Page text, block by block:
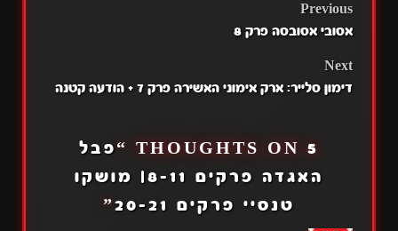
POST
Previous
אסובי אסובסה פרק 8
Next
דימון סלייר: ארק אימוני האשירה פרק 7 + הודעה קטנה
5 THOUGHTS ON “
פבל
האגדה פרקים 8-11| מושקו
טנסיי פרקים 20-21
”